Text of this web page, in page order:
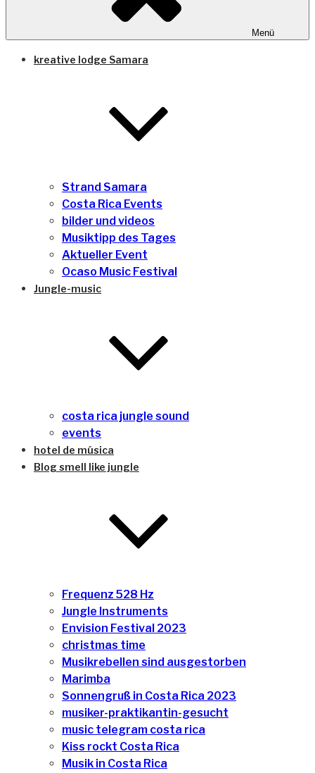
Menü
kreative lodge Samara
Strand Samara
Costa Rica Events
bilder und videos
Musiktipp des Tages
Aktueller Event
Ocaso Music Festival
Jungle-music
costa rica jungle sound
events
hotel de música
Blog smell like jungle
Frequenz 528 Hz
Jungle Instruments
Envision Festival 2023
christmas time
Musikrebellen sind ausgestorben
Marimba
Sonnengruß in Costa Rica 2023
musiker-praktikantin-gesucht
music telegram costa rica
Kiss rockt Costa Rica
Musik in Costa Rica